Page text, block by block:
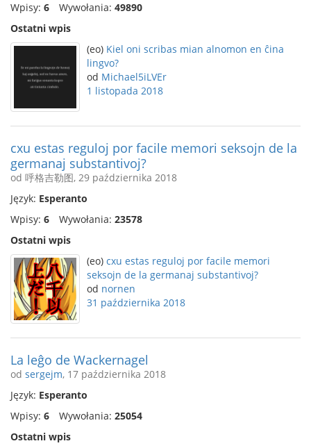
Wpisy: 6 Wywołania: 49890
Ostatni wpis
(eo) Kiel oni scribas mian alnomon en ĉina
lingvo?
od Michael5iLVEr
1 listopada 2018
cxu estas reguloj por facile memori seksojn de la
germanaj substantivoj?
od 呼格吉勒图, 29 października 2018
Język: Esperanto
Wpisy: 6 Wywołania: 23578
Ostatni wpis
(eo) cxu estas reguloj por facile memori
seksojn de la germanaj substantivoj?
od nornen
31 października 2018
La leĝo de Wackernagel
od sergejm, 17 października 2018
Język: Esperanto
Wpisy: 6 Wywołania: 25054
Ostatni wpis